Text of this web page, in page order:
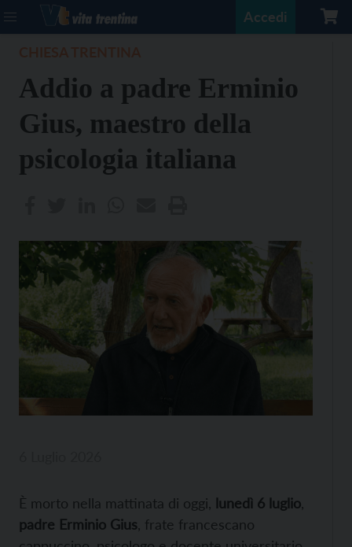
Accedi
Addio a padre Erminio
Gius, maestro della
psicologia italiana
È morto nella mattinata di oggi, lunedì 6 luglio
padre Erminio Gius , frate francescano